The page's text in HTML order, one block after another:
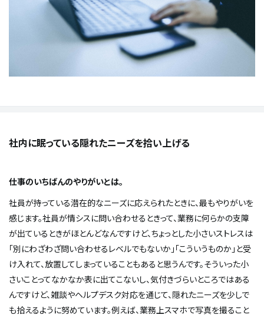
社内に眠っている隠れたニーズを拾い上げる
――仕事のいちばんのやりがいとは。
社員が持っている潜在的なニーズに応えられたときに、最もやりがいを
感じます。社員が情シスに問い合わせるときって、業務に何らかの支障
が出ているときがほとんどなんですけど、ちょっとした小さいストレスは
「別にわざわざ問い合わせるレベルでもないか」「こういうものか」と受
け入れて、放置してしまっていることもあると思うんです。そういった小
さいことってなかなか表に出てこないし、気付きづらいところではある
んですけど、雑談やヘルプデスク対応を通じて、隠れたニーズを少しで
も拾えるように努めています。例えば、業務上スマホで写真を撮ること